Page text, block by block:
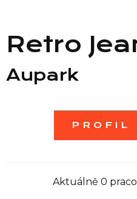
Retro
Aupark
PROFIL
Aktuálně 0